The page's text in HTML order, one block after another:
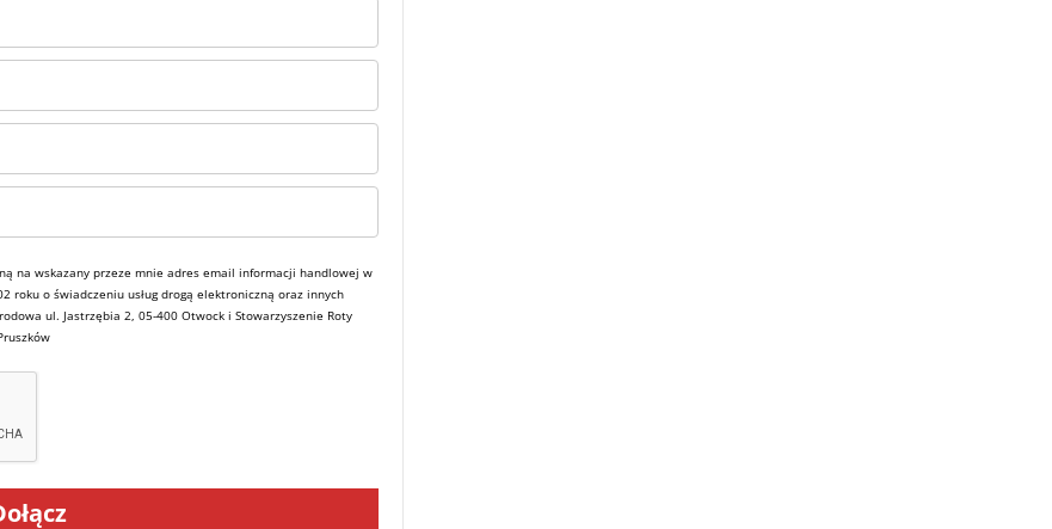
na wskazany przeze mnie adres email informacji handlowej w
o świadczeniu usług drogą elektroniczną oraz innych
ul. Jastrzębia 2, 05-400 Otwock i Stowarzyszenie Roty